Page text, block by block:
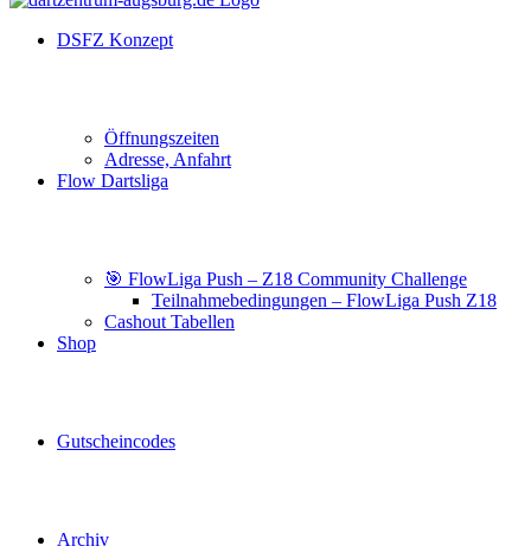
DSFZ Konzept
Öffnungszeiten
Adresse, Anfahrt
Flow Dartsliga
🎯 FlowLiga Push – Z18 Community Challenge
Teilnahmebedingungen – FlowLiga Push Z18
Cashout Tabellen
Shop
Gutscheincodes
Archiv